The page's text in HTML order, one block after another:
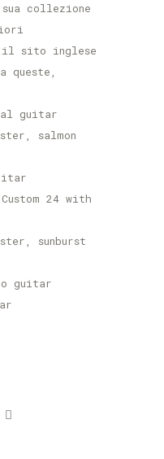
collezione
il sito inglese
queste,
guitar
salmon
24 with
sunburst
guitar